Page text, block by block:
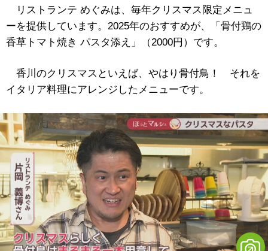
リストランテ めぐみは、毎年クリスマス限定メニュ
ーを提供しています。2025年のおすすめが、「骨付鶏の
香草トマト焼き パスタ添え」（2000円）です。
香川のクリスマスといえば、やはり骨付鳥！ それを
イタリア料理にアレンジしたメニューです。